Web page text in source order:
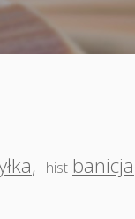
, hist banicja